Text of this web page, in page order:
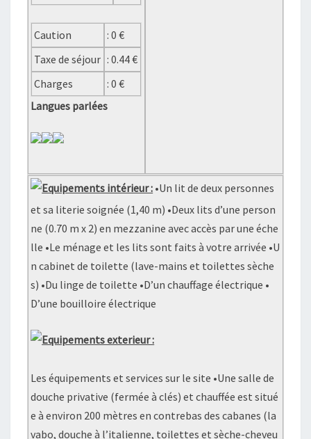
Caution
: 0 €
Taxe de séjour : 0.44 €
Charges
: 0 €
Langues parlées
Equipements intérieur : •Un lit de deux personnes
et sa literie soignée (1,40 m) •Deux lits d’une person
ne (0.70 m x 2) en mezzanine avec accès par une éche
lle •Le ménage et les lits sont faits à votre arrivée •U
n cabinet de toilette (lave-mains et toilettes sèche
s) •Du linge de toilette •D’un chauffage électrique •
D’une bouilloire électrique
Equipements exterieur :
Les équipements et services sur le site •Une salle de
douche privative (fermée à clés) et chauffée est situé
e à environ 200 mètres en contrebas des cabanes (la
vabo, douche à l’italienne, toilettes et sèche-cheveu